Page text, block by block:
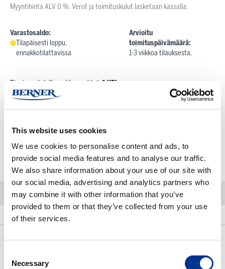
This website uses cookies
We use cookies to personalise content and ads, to
provide social media features and to analyse our traffic.
We also share information about your use of our site with
our social media, advertising and analytics partners who
may combine it with other information that you’ve
provided to them or that they’ve collected from your use
of their services.
Selection
Necessary
Myyntihinta ALV 0 %. Verot ja toimituskulut lasketaan kassalla.
Varastosaldo:
Tilapäisesti loppu,
ennakkotilattavissa
Arvioitu
toimituspäivämäärä:
1-3 viikkoa tilauksesta.
Pienin mahdollinen tilausmäärä: 1 KPL
Tuotteen myyntierä:
Kun tilaat tuotteita yli määritellyn myyntierän, pyöristetään määrä aina
- + Lisää ostoskoriin
Kuvaus
CD19-PC7, J3-119, 100 Tests, CE.